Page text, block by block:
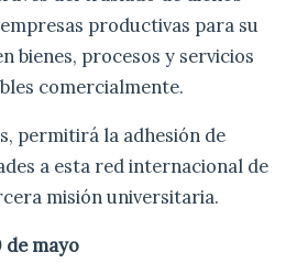
productivas para su
bienes, procesos y servicios
comercialmente.
permitirá la adhesión de
a esta red internacional de
misión universitaria.
de mayo